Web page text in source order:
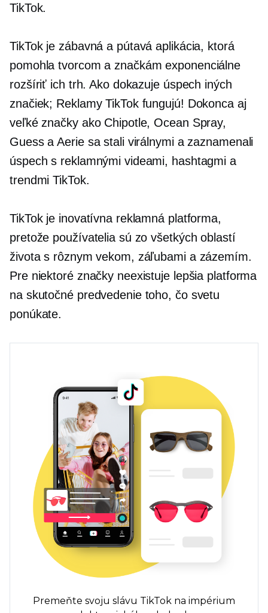
TikTok.
TikTok je zábavná a pútavá aplikácia, ktorá
pomohla tvorcom a značkám exponenciálne
rozšíriť ich trh. Ako dokazuje úspech iných
značiek; Reklamy TikTok fungujú! Dokonca aj
veľké značky ako Chipotle, Ocean Spray,
Guess a Aerie sa stali virálnymi a zaznamenali
úspech s reklamnými videami, hashtagmi a
trendmi TikTok.
TikTok je inovatívna reklamná platforma,
pretože používatelia sú zo všetkých oblastí
života s rôznym vekom, záľubami a zázemím.
Pre niektoré značky neexistuje lepšia platforma
na skutočné predvedenie toho, čo svetu
ponúkate.
Premeňte svoju slávu TikTok na impérium